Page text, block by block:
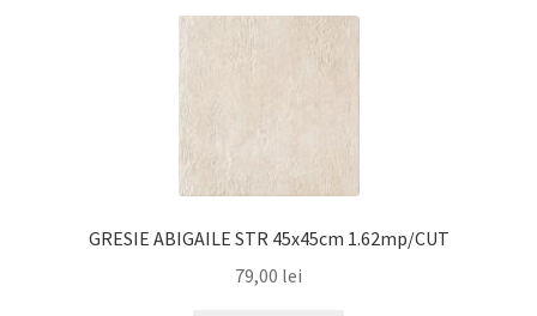
GRESIE ABIGAILE STR 45x45cm 1.62mp/CUT
79,00 lei